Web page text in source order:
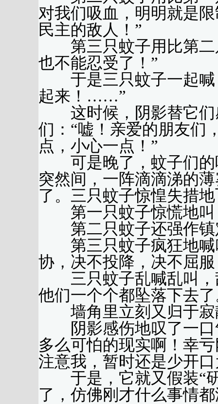
对我们吸血，明明就是
民主的敌人！”
第三只蚊子用比第二
也不能忍受了！”
于是三只蚊子一起喊
起来！……”
这时候，阴影替它们
们：“嘘！亲爱的朋友们
点，小心一点！”
可是晚了，蚊子们的
突然间，一阵滴滴涕的
了。三只蚊子惊惶失措
第一只蚊子惊慌地叫
第二只蚊子还强作镇
第三只蚊子疯狂地喊
协，决不投降，决不屈服
三只蚊子乱喊乱叫，
他们一个个都坠落下去
墙角里立刻又归于寂
阴影感伤地叹了一口
多么可怕的现实啊！幸
注意我，暂时还是少开
于是，它就又假装“研
了，仿佛刚才什么事情